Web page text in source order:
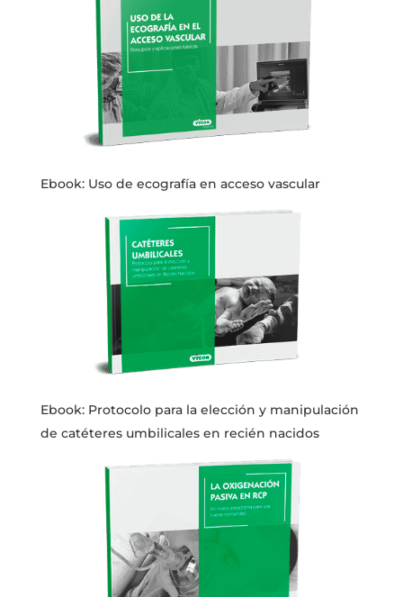
Ebook: Uso de ecografía en acceso vascular
Ebook: Protocolo para la elección y manipulación
de catéteres umbilicales en recién nacidos